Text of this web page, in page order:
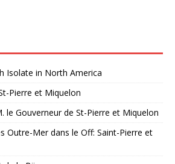
Isolate in North America
Pierre et Miquelon
le Gouverneur de St-Pierre et Miquelon
Outre-Mer dans le Off: Saint-Pierre et